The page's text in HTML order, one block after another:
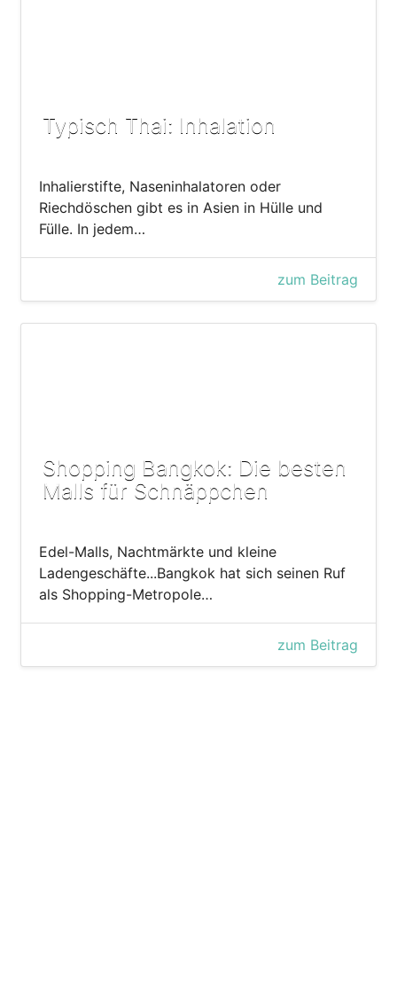
Typisch Thai: Inhalation
Inhalierstifte, Naseninhalatoren oder
Riechdöschen gibt es in Asien in Hülle und
Fülle. In jedem…
zum Beitrag
Shopping Bangkok: Die besten
Malls für Schnäppchen
Edel-Malls, Nachtmärkte und kleine
Ladengeschäfte...Bangkok hat sich seinen Ruf
als Shopping-Metropole…
zum Beitrag